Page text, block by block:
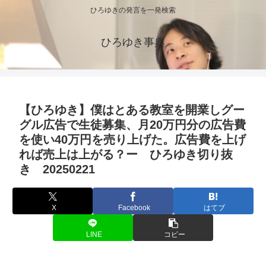
ひろゆきの発言を一発検索
ひろゆき事典
【ひろゆき】僕はとある教室を開業しグー
グル広告で生徒募集、月20万円分の広告費
を使い40万円を売り上げた。広告費を上げ
れば売上は上がる？ー ひろゆき切り抜
き 20250221
X Facebook はてブ
LINE コピー